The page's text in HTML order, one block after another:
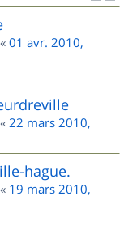
« 01 avr. 2010,
« 22 mars 2010,
hague.
« 19 mars 2010,